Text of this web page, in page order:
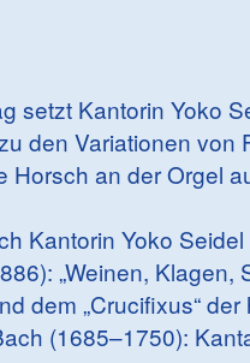
setzt Kantorin Yoko
den Variationen
Horsch an der Orgel
Kantorin Yoko Seidel
„Weinen,
dem „Crucifixus“
(1685–1750):